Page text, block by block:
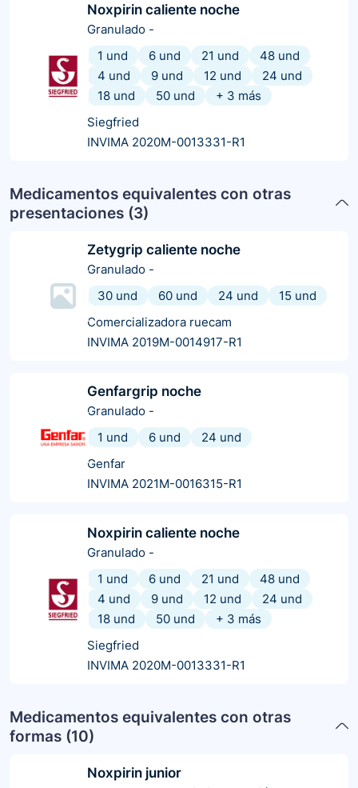
Noxpirin caliente noche
Granulado -
1 und
6 und 21 und
48 und
4 und
9 und 12 und
24 und
18 und
50 und + 3 más
Siegfried
INVIMA 2020M-0013331-R1
Medicamentos equivalentes con otras
presentaciones (3)
Zetygrip caliente noche
Granulado -
30 und
60 und 24 und
15 und
Comercializadora ruecam
INVIMA 2019M-0014917-R1
Genfargrip noche
Granulado -
1 und
6 und
24 und
Genfar
INVIMA 2021M-0016315-R1
Noxpirin caliente noche
Granulado -
1 und
6 und 21 und
48 und
4 und
9 und 12 und
24 und
18 und
50 und + 3 más
Siegfried
INVIMA 2020M-0013331-R1
Medicamentos equivalentes con otras
formas (10)
Noxpirin junior